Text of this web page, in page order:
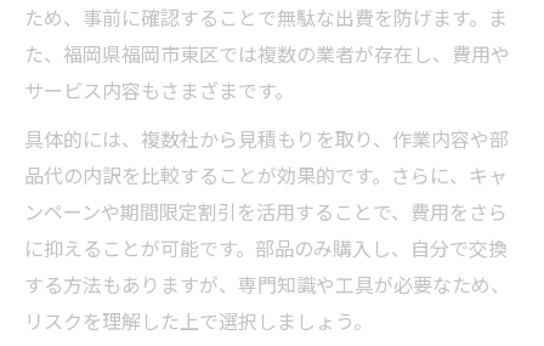
ため、事前に確認することで無駄な出費を防げます。ま
た、福岡県福岡市東区では複数の業者が存在し、費用や
サービス内容もさまざまです。
具体的には、複数社から見積もりを取り、作業内容や部
品代の内訳を比較することが効果的です。さらに、キャ
ンペーンや期間限定割引を活用することで、費用をさら
に抑えることが可能です。部品のみ購入し、自分で交換
する方法もありますが、専門知識や工具が必要なため、
リスクを理解した上で選択しましょう。